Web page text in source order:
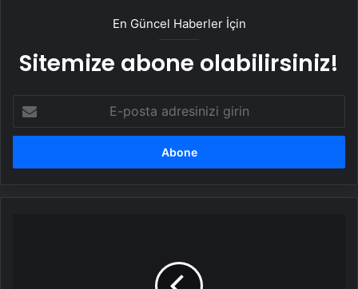
En Güncel Haberler İçin
Sitemize abone olabilirsiniz!
posta
adresinizi